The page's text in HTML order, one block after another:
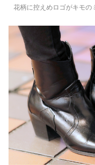
花柄に控えめロゴがキモ